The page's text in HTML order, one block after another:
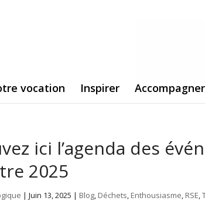
vocation Inspirer Accompagner
ici l’agenda des
2025
|Juin 13, 2025 | Blog, Déchets, Enthousiasme, RSE,